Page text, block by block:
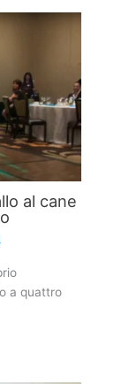
al cane
a quattro